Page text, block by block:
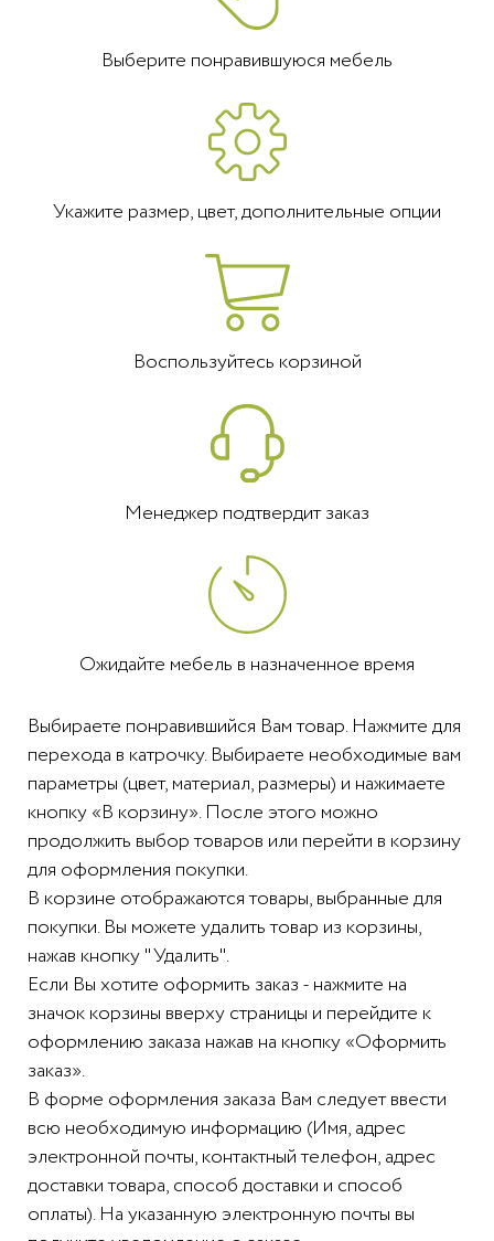
Выберите понравившуюся мебель
Укажите размер, цвет, дополнительные опции
Воспользуйтесь корзиной
Менеджер подтвердит заказ
Ожидайте мебель в назначенное время
Выбираете понравившийся Вам товар. Нажмите для
перехода в катрочку. Выбираете необходимые вам
параметры (цвет, материал, размеры) и нажимаете
кнопку «В корзину». После этого можно
продолжить выбор товаров или перейти в корзину
для оформления покупки.
В корзине отображаются товары, выбранные для
покупки. Вы можете удалить товар из корзины,
нажав кнопку "Удалить".
Если Вы хотите оформить заказ - нажмите на
значок корзины вверху страницы и перейдите к
оформлению заказа нажав на кнопку «Оформить
заказ».
В форме оформления заказа Вам следует ввести
всю необходимую информацию (Имя, адрес
электронной почты, контактный телефон, адрес
доставки товара, способ доставки и способ
оплаты). На указанную электронную почты вы